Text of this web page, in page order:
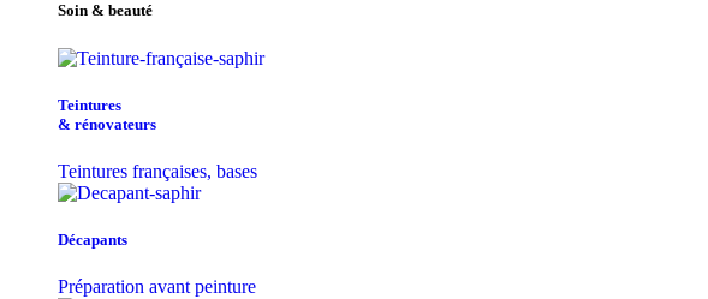
Soin & beauté
Teintu​res
& r​é​novateurs
Teintures françaises, bases
Décapants
Préparation avant peinture